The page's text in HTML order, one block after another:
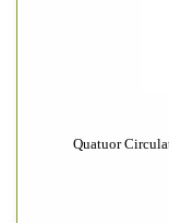
Quatuor